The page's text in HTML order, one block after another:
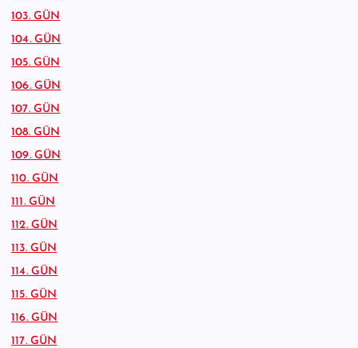
103. GÜN
104. GÜN
105. GÜN
106. GÜN
107. GÜN
108. GÜN
109. GÜN
110. GÜN
111. GÜN
112. GÜN
113. GÜN
114. GÜN
115. GÜN
116. GÜN
117. GÜN